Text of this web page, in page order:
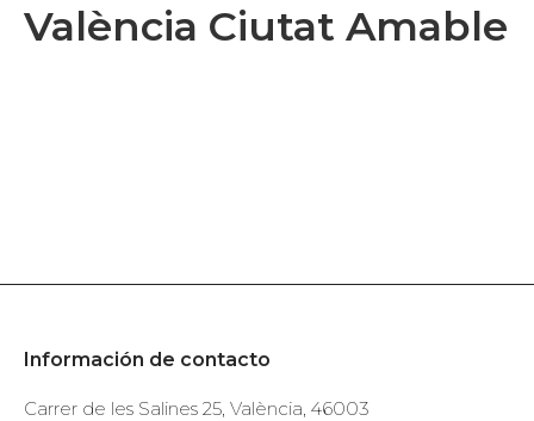
València Ciutat Amable
Información de contacto
Carrer de les Salines 25, València, 46003